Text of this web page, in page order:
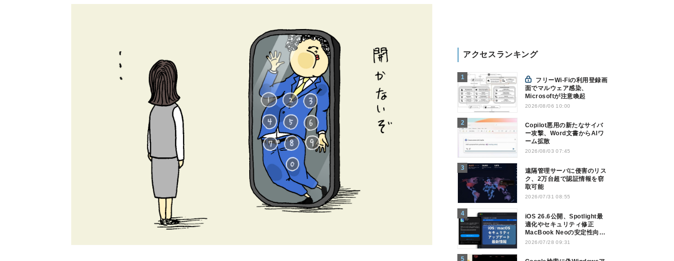
アクセスランキング
面でマルウェア感染、
Microsoftが注意喚起
2026/08/06 10:00
Copilot悪用の新たなサイバ
ー攻撃、Word文書からAIワ
ーム拡散
2026/08/03 07:45
遠隔管理サーバに侵害のリス
ク、2万台超で認証情報を窃
取可能
2026/07/31 08:55
iOS 26.6公開、Spotlight最
適化やセキュリティ修正
MacBook Neoの安定性向上
も
2026/07/28 09:31